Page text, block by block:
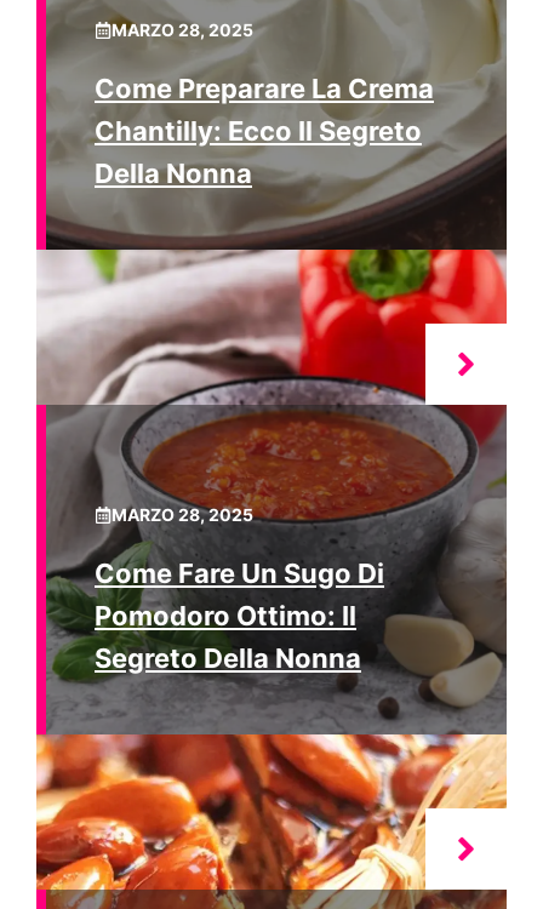
MARZO 28, 2025
Come Preparare La Crema
Chantilly: Ecco Il Segreto
Della Nonna
MARZO 28, 2025
Come Fare Un Sugo Di
Pomodoro Ottimo: Il
Segreto Della Nonna